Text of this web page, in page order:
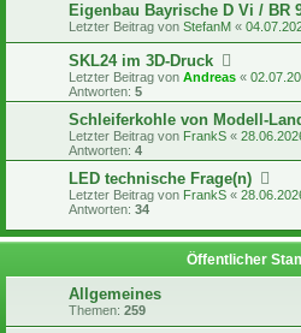
Eigenbau Bayrische D Vi / BR
Letzter Beitrag von StefanM «
SKL24 im 3D-Druck
Letzter Beitrag von Andreas «
Antworten: 5
Schleiferkohle von Modell-
Letzter Beitrag von FrankS «
Antworten: 4
LED technische Frage(n)
Letzter Beitrag von FrankS «
Antworten: 34
Öffentlicher
Allgemeines
Themen: 259